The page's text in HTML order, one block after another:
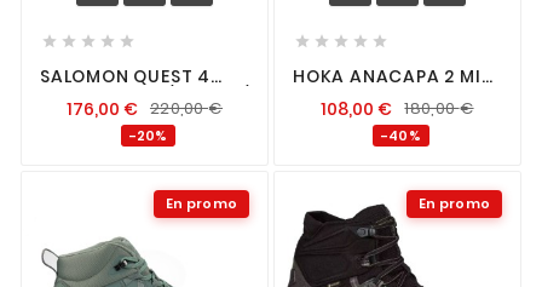
    
SALOMON QUEST 4
QUARRY
176,00 € 220,00€
-20%
    
HOKA ANACAPA 2 MID
FOG / DROPLET
108,00€ 180,00€
-40%
En promo En promo